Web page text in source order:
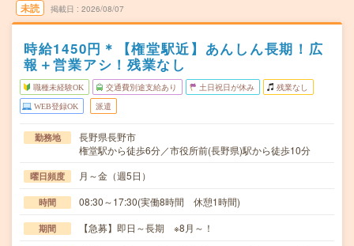
未読 掲載日 2026/08/07
時給1450円＊【権堂駅近】あんしん長期！広
報＋営業アシ！残業なし
職種未経験OK 交通費別途支給あり 土日祝日が休み 残業なし
WEB登録OK 派遣
勤務地
長野県長野市
権堂駅から徒歩6分／市役所前(長野県)駅から徒歩10分
曜日頻度 月～金（週5日）
時間 08:30～17:30(実働8時間 休憩1時間)
期間 【急募】即日～長期 ※8月～！